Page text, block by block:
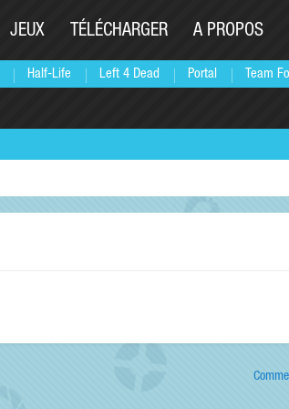
Half-Life Left 4 Dead Portal Team
JEUX TÉLÉCHARGER A PROPOS